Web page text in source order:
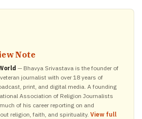
Note
— Bhavya Srivastava is the founder of
journalist with over 18 years of
print, and digital media. A founding
Association of Religion Journalists
of his career reporting on and
religion, faith, and spirituality. View full